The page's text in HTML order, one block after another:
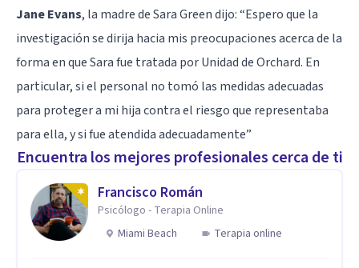
Jane Evans, la madre de Sara Green dijo: “Espero que la
investigación se dirija hacia mis preocupaciones acerca de la
forma en que Sara fue tratada por Unidad de Orchard. En
particular, si el personal no tomó las medidas adecuadas
para proteger a mi hija contra el riesgo que representaba
para ella, y si fue atendida adecuadamente”
Encuentra los mejores profesionales cerca de ti
Francisco Román
Psicólogo - Terapia Online
Miami Beach
Terapia online